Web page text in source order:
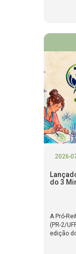
2026-
do 3
A Pró-
(PR-2/
edição